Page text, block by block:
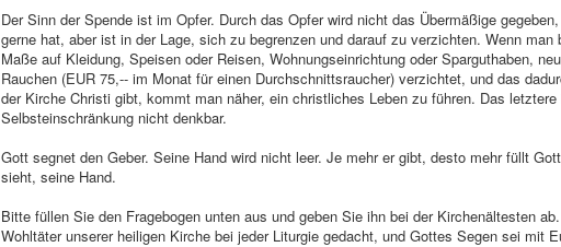
Der Sinn der Spende ist im Opfer. Durch das Opfer wird nicht das Übermäßige
gerne hat, aber ist in der Lage, sich zu begrenzen und darauf zu verzichten. Wenn
Maße auf Kleidung, Speisen oder Reisen, Wohnungseinrichtung oder Sparguthaben,
Rauchen (EUR 75,-- im Monat für einen Durchschnittsraucher) verzichtet, und das
der Kirche Christi gibt, kommt man näher, ein christliches Leben zu führen. Das
Selbsteinschränkung nicht denkbar.
Gott segnet den Geber. Seine Hand wird nicht leer. Je mehr er gibt, desto mehr füllt
sieht, seine Hand.
Bitte füllen Sie den Fragebogen unten aus und geben Sie ihn bei der Kirchenältesten
Wohltäter unserer heiligen Kirche bei jeder Liturgie gedacht, und Gottes Segen sei mit